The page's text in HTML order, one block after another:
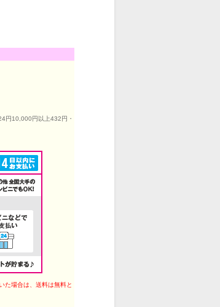
円10,000円以上432円・
た場合は、送料は無料と